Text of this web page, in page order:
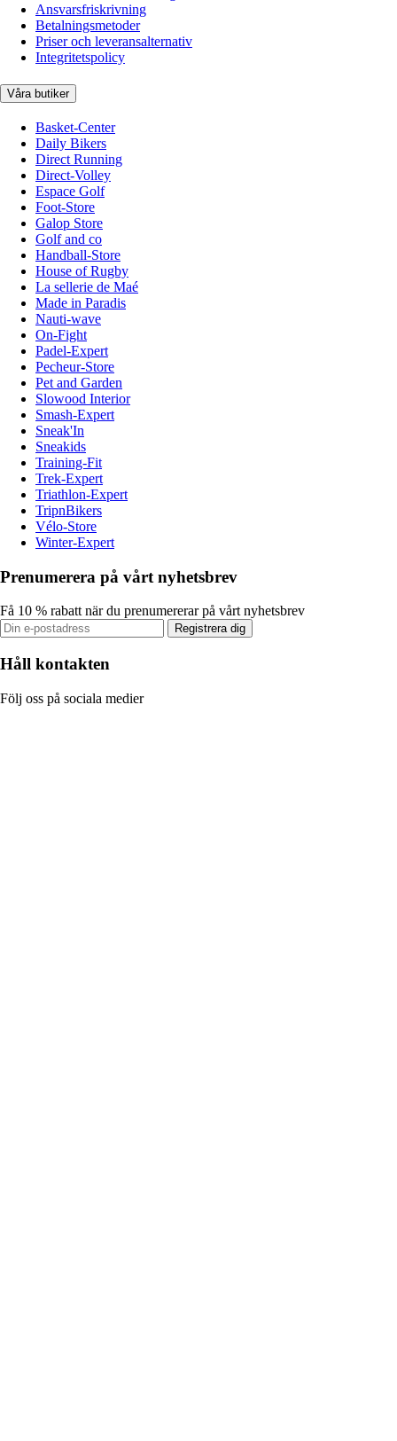
Ansvarsfriskrivning
Betalningsmetoder
Priser och leveransalternativ
Integritetspolicy
Våra butiker
Basket-Center
Daily Bikers
Direct Running
Direct-Volley
Espace Golf
Foot-Store
Galop Store
Golf and co
Handball-Store
House of Rugby
La sellerie de Maé
Made in Paradis
Nauti-wave
On-Fight
Padel-Expert
Pecheur-Store
Pet and Garden
Slowood Interior
Smash-Expert
Sneak'In
Sneakids
Training-Fit
Trek-Expert
Triathlon-Expert
TripnBikers
Vélo-Store
Winter-Expert
Prenumerera på vårt nyhetsbrev
Få 10 % rabatt när du prenumererar på vårt nyhetsbrev
Registrera dig
Håll kontakten
Följ oss på sociala medier